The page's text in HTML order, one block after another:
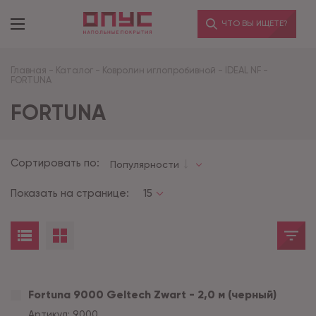
ЧТО ВЫ ИЩЕТЕ?
Главная - Каталог - Ковролин иглопробивной - IDEAL NF -
FORTUNA
FORTUNA
Сортировать по: Популярности
Показать на странице: 15
Fortuna 9000 Geltech Zwart - 2,0 м (черный)